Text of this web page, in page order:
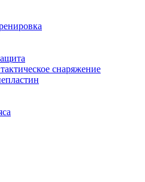
снаряжение